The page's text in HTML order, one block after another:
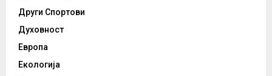
Други Спортови
Духовност
Европа
Екологија